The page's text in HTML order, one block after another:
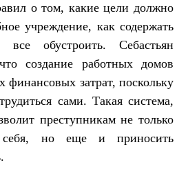
о том, какие цели должно
учреждение, как содержать
обустроить. Себастьян
создание работных домов
финансовых затрат, поскольку
сами. Такая система,
преступникам не только
себя, но еще и приносить